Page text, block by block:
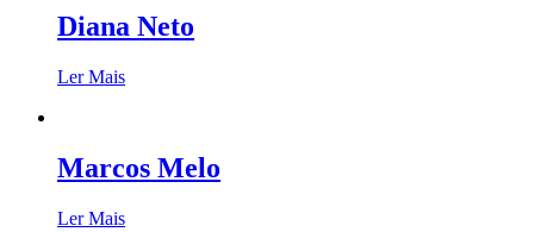
Diana Neto
Ler Mais
Marcos Melo
Ler Mais